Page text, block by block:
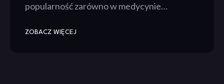
popularność zarówno w medycynie…
ZOBACZ WIĘCEJ